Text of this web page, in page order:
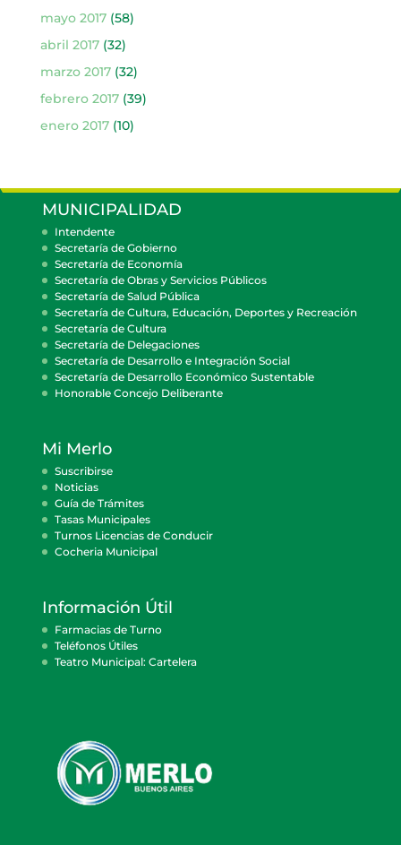
mayo 2017(58)
abril 2017(32)
marzo 2017(32)
febrero 2017(39)
enero 2017(10)
MUNICIPALIDAD
Intendente
Secretaría de Gobierno
Secretaría de Economía
Secretaría de Obras y Servicios Públicos
Secretaría de Salud Pública
Secretaría de Cultura, Educación, Deportes y Recreación
Secretaría de Cultura
Secretaría de Delegaciones
Secretaría de Desarrollo e Integración Social
Secretaría de Desarrollo Económico Sustentable
Honorable Concejo Deliberante
Mi Merlo
Suscribirse
Noticias
Guía de Trámites
Tasas Municipales
Turnos Licencias de Conducir
Cocheria Municipal
Información Útil
Farmacias de Turno
Teléfonos Útiles
Teatro Municipal: Cartelera